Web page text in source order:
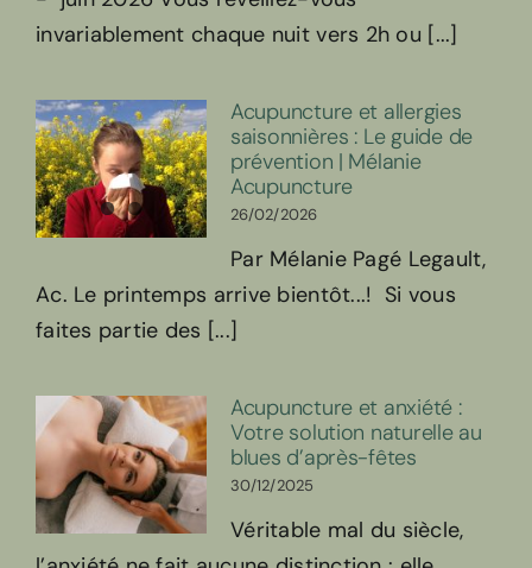
invariablement chaque nuit vers 2h ou [...]
Acupuncture et allergies
saisonnières : Le guide de
prévention | Mélanie
Acupuncture
26/02/2026
Par Mélanie Pagé Legault,
Ac. Le printemps arrive bientôt...! Si vous
faites partie des [...]
Acupuncture et anxiété :
Votre solution naturelle au
blues d’après-fêtes
30/12/2025
Véritable mal du siècle,